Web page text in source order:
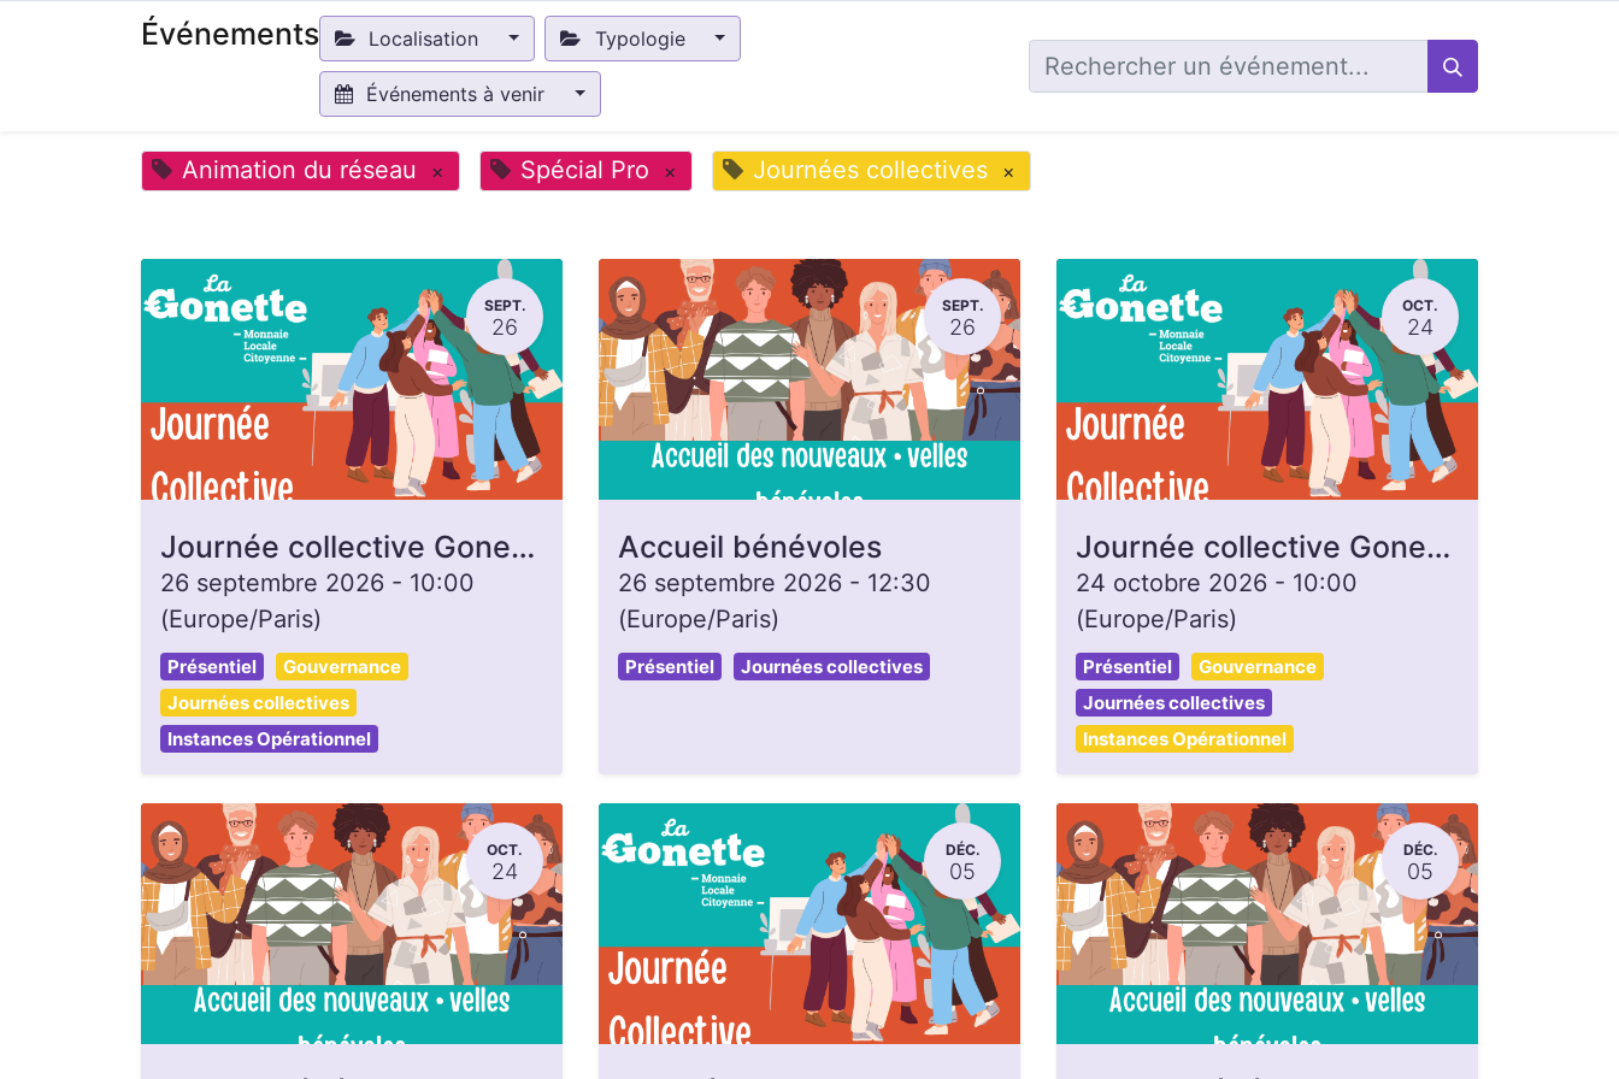
Événements Localisation Typologie
Événements à venir
Animation du réseau × Spécial Pro × Journées collectives ×
SEPT.
26
Journée collective Gonette, ouverte à toutes et tous
26 septembre 2026 - 10:00
(Europe/Paris)
Présentiel
Gouvernance
Journées collectives
Instances Opérationnel
SEPT.
26
Accueil bénévoles
26 septembre 2026 - 12:30
(Europe/Paris)
Présentiel Journées collectives
OCT.
24
Journée collective Gonette, ouverte à toutes et tous
24 octobre 2026 - 10:00
(Europe/Paris)
Présentiel
Gouvernance
Journées collectives
Instances Opérationnel
OCT.
24
DÉC.
05
DÉC.
05